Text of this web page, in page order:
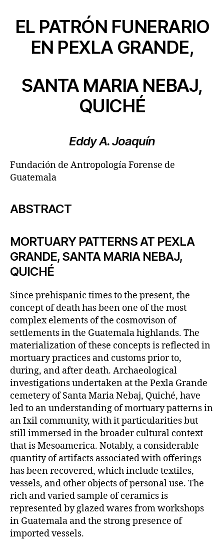
EL PATRÓN FUNERARIO
EN PEXLA GRANDE,
SANTA MARIA NEBAJ,
QUICHÉ
Eddy A. Joaquín
Fundación de Antropología Forense de
Guatemala
ABSTRACT
MORTUARY PATTERNS AT PEXLA
GRANDE, SANTA MARIA NEBAJ,
QUICHÉ
Since prehispanic times to the present, the
concept of death has been one of the most
complex elements of the cosmovison of
settlements in the Guatemala highlands. The
materialization of these concepts is reflected in
mortuary practices and customs prior to,
during, and after death. Archaeological
investigations undertaken at the Pexla Grande
cemetery of Santa Maria Nebaj, Quiché, have
led to an understanding of mortuary patterns in
an Ixil community, with it particularities but
still immersed in the broader cultural context
that is Mesoamerica. Notably, a considerable
quantity of artifacts associated with offerings
has been recovered, which include textiles,
vessels, and other objects of personal use. The
rich and varied sample of ceramics is
represented by glazed wares from workshops
in Guatemala and the strong presence of
imported vessels.